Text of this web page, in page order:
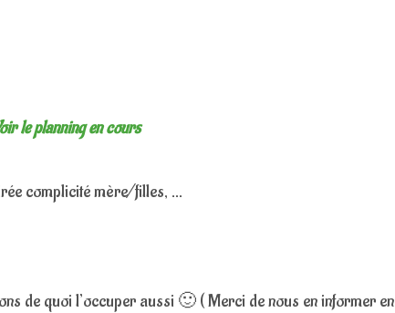
le planning en cours
complicité mère/filles, …
de quoi l’occuper aussi 🙂 ( Merci de nous en informer en